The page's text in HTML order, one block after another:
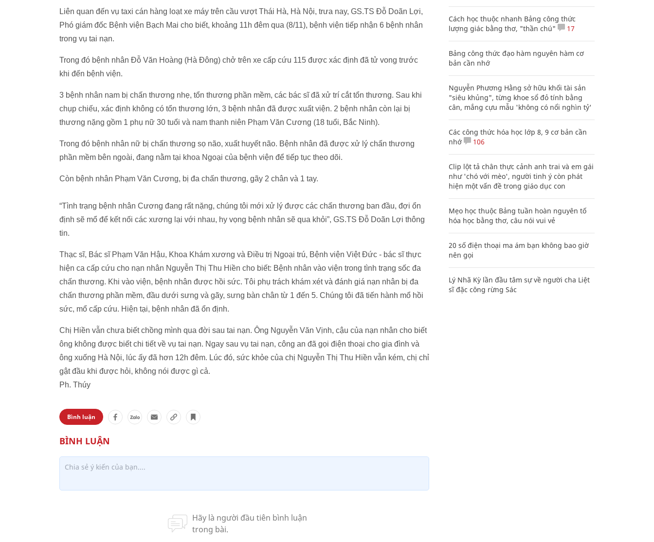
Liên quan đến vụ taxi cán hàng loạt xe máy trên cầu vượt Thái Hà, Hà Nội, trưa nay, GS.TS Đỗ Doãn Lợi,
Phó giám đốc Bệnh viện Bạch Mai cho biết, khoảng 11h đêm qua (8/11), bệnh viện tiếp nhận 6 bệnh nhân
trong vụ tai nạn.
Trong đó bệnh nhân Đỗ Văn Hoàng (Hà Đông) chở trên xe cấp cứu 115 được xác định đã tử vong trước
khi đến bệnh viện.
3 bệnh nhân nam bị chấn thương nhẹ, tổn thương phần mềm, các bác sĩ đã xử trí cắt tổn thương. Sau khi
chụp chiếu, xác định không có tổn thương lớn, 3 bệnh nhân đã được xuất viện. 2 bệnh nhân còn lại bị
thương nặng gồm 1 phụ nữ 30 tuổi và nam thanh niên Phạm Văn Cương (18 tuổi, Bắc Ninh).
Trong đó bệnh nhân nữ bị chấn thương sọ não, xuất huyết não. Bệnh nhân đã được xử lý chấn thương
phần mềm bên ngoài, đang nằm tại khoa Ngoại của bệnh viện để tiếp tục theo dõi.
Còn bệnh nhân Phạm Văn Cương, bị đa chấn thương, gãy 2 chân và 1 tay.
“Tình trạng bệnh nhân Cương đang rất nặng, chúng tôi mới xử lý được các chấn thương ban đầu, đợi ổn
định sẽ mổ để kết nối các xương lại với nhau, hy vọng bệnh nhân sẽ qua khỏi”, GS.TS Đỗ Doãn Lợi thông
tin.
Thạc sĩ, Bác sĩ Phạm Văn Hậu, Khoa Khám xương và Điều trị Ngoại trú, Bệnh viện Việt Đức - bác sĩ thực
hiện ca cấp cứu cho nạn nhân Nguyễn Thị Thu Hiền cho biết: Bệnh nhân vào viện trong tình trạng sốc đa
chấn thương. Khi vào viện, bệnh nhân được hồi sức. Tôi phụ trách khám xét và đánh giá nạn nhân bị đa
chấn thương phần mềm, đầu dưới sưng và gãy, sưng bàn chân từ 1 đến 5. Chúng tôi đã tiến hành mổ hồi
sức, mổ cấp cứu. Hiện tại, bệnh nhân đã ổn định.
Chị Hiền vẫn chưa biết chồng mình qua đời sau tai nạn. Ông Nguyễn Văn Vịnh, cậu của nạn nhân cho biết
ông không được biết chi tiết về vụ tai nạn. Ngay sau vụ tai nạn, công an đã gọi điện thoại cho gia đình và
ông xuống Hà Nội, lúc ấy đã hơn 12h đêm. Lúc đó, sức khỏe của chị Nguyễn Thị Thu Hiền vẫn kém, chị chỉ
gật đầu khi được hỏi, không nói được gì cả.
Ph. Thúy
Bình luận
Cách học thuộc nhanh Bảng công thức
lượng giác bằng thơ, "thần chú"
17
Bảng công thức đạo hàm nguyên hàm cơ
bản cần nhớ
Nguyễn Phương Hằng sở hữu khối tài sản
"siêu khủng", từng khoe sổ đỏ tính bằng
cân, mắng cựu mẫu 'không có nổi nghìn tỷ'
Các công thức hóa học lớp 8, 9 cơ bản cần
nhớ
106
Clip lột tả chân thực cảnh anh trai và em gái
như 'chó với mèo', người tinh ý còn phát
hiện một vấn đề trong giáo dục con
Mẹo học thuộc Bảng tuần hoàn nguyên tố
hóa học bằng thơ, câu nói vui vẻ
20 số điện thoại ma ám bạn không bao giờ
nên gọi
Lý Nhã Kỳ lần đầu tâm sự về người cha Liệt
sĩ đặc công rừng Sác